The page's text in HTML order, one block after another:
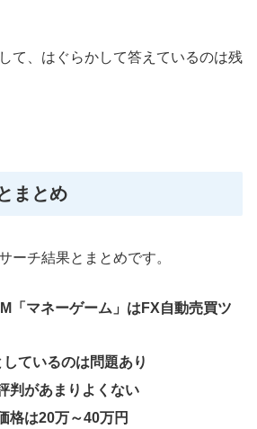
て、はぐらかして答えているのは残
まとめ
ーチ結果とまとめです。
「マネーゲーム」はFX自動売買ツ
しているのは問題あり
判があまりよくない
格は20万～40万円